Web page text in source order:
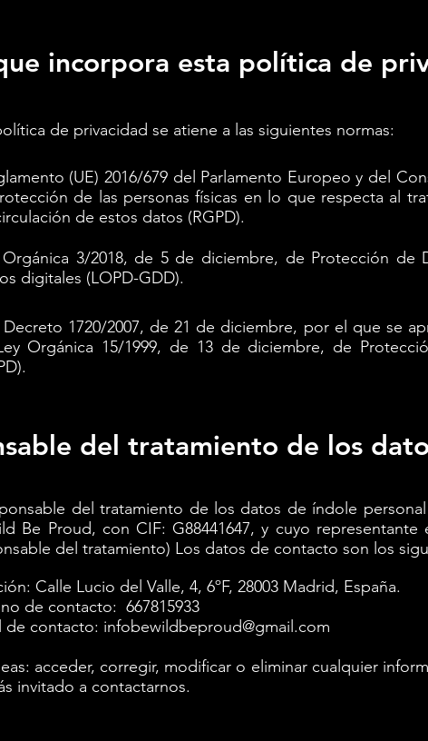
incorpora esta política de
de privacidad se atiene a las siguientes normas:
(UE) 2016/679 del Parlamento Europeo y del
de las personas físicas en lo que respecta al
de estos datos (RGPD).
Orgánica 3/2018, de 5 de diciembre, de Protección de
digitales (LOPD-GDD).
Decreto 1720/2007, de 21 de diciembre, por el que se
Orgánica 15/1999, de 13 de diciembre, de
del tratamiento de los
del tratamiento de los datos de índole
Be Proud, con CIF: G88441647, y cuyo
del tratamiento) Los datos de contacto son los
Calle Lucio del Valle, 4, 6ºF, 28003 Madrid, España.
de contacto: 667815933
de contacto: infobewildbeproud@gmail.com
acceder, corregir, modificar o eliminar cualquier
invitado a contactarnos.